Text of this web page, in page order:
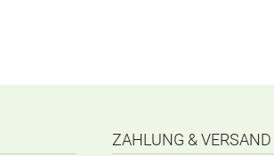
ZAHLUNG & VERSAND